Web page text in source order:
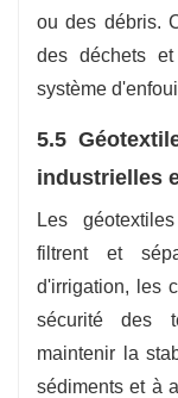
ou des débris.
des déchets
système
5.5
industrielles
Les
filtrent et
d'irrigation, les
sécurité des
maintenir la
sédiments et à